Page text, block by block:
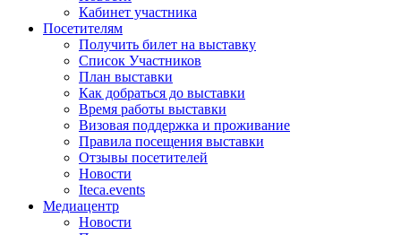
Кабинет участника
Посетителям
Получить билет на выставку
Список Участников
План выставки
Как добраться до выставки
Время работы выставки
Визовая поддержка и проживание
Правила посещения выставки
Отзывы посетителей
Новости
Iteca.events
Медиацентр
Новости